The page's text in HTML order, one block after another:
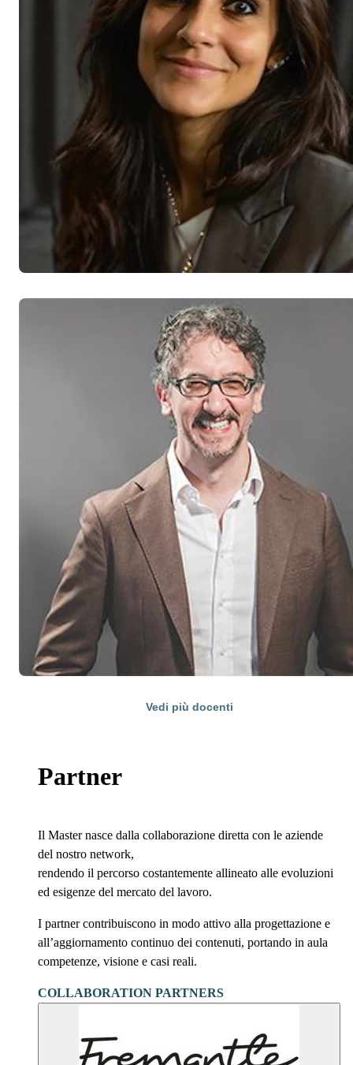
Vedi più docenti
Partner
Il Master nasce dalla collaborazione diretta con le aziende
del nostro network,
rendendo il percorso costantemente allineato alle evoluzioni
ed esigenze del mercato del lavoro.
I partner contribuiscono in modo attivo alla progettazione e
all’aggiornamento continuo dei contenuti, portando in aula
competenze, visione e casi reali.
COLLABORATION PARTNERS